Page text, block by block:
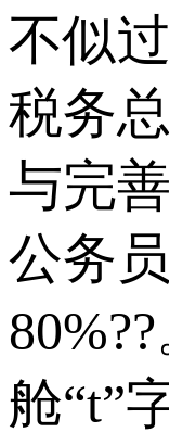
不似
税务
与完
公务
舱“t”